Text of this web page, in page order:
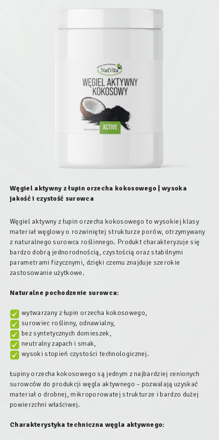
Węgiel aktywny z łupin orzecha kokosowego | wysoka
jakość i czystość surowca
Węgiel aktywny z łupin orzecha kokosowego to wysokiej klasy
materiał węglowy o rozwiniętej strukturze porów, otrzymywany
z naturalnego surowca roślinnego. Produkt charakteryzuje się
bardzo dobrą jednorodnością, czystością oraz stabilnymi
parametrami fizycznymi, dzięki czemu znajduje szerokie
zastosowanie użytkowe.
Naturalne pochodzenie surowca:
wytwarzany z łupin orzecha kokosowego,
surowiec roślinny, odnawialny,
bez syntetycznych domieszek,
neutralny zapach i smak,
wysoki stopień czystości technologicznej.
Łupiny orzecha kokosowego są jednym z najbardziej cenionych
surowców do produkcji węgla aktywnego – pozwalają uzyskać
materiał o drobnej, mikroporowatej strukturze i bardzo dużej
powierzchni właściwej.
Charakterystyka techniczna węgla aktywnego: